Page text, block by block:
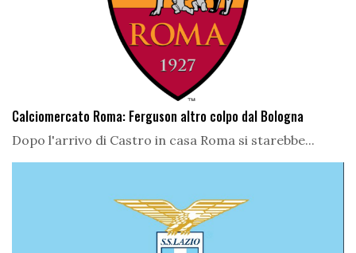
Calciomercato Roma: Ferguson altro colpo dal Bologna
Dopo l'arrivo di Castro in casa Roma si starebbe...